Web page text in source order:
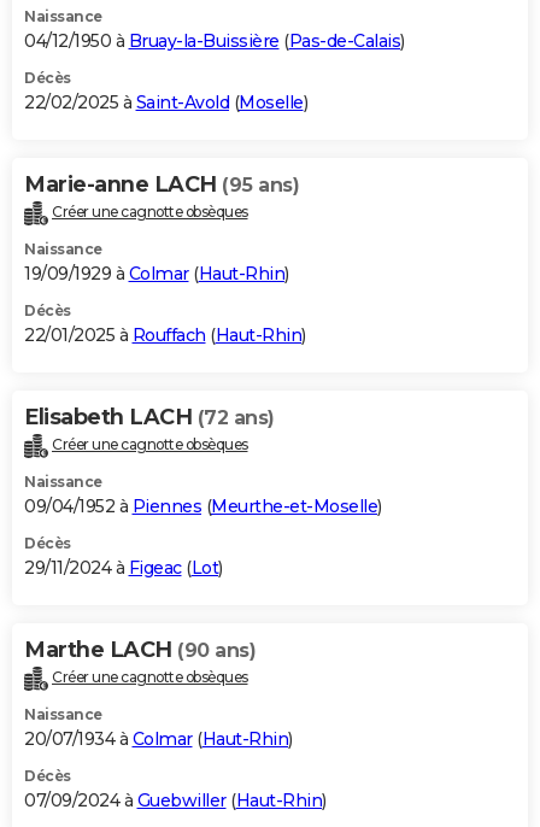
Naissance
04/12/1950 à Bruay-la-Buissière (Pas-de-Calais)
Décès
22/02/2025 à Saint-Avold (Moselle)
Marie-anne LACH (95 ans)
Créer une cagnotte obsèques
Naissance
19/09/1929 à Colmar(Haut-Rhin)
Décès
22/01/2025 à Rouffach (Haut-Rhin)
Elisabeth LACH (72 ans)
Créer une cagnotte obsèques
Naissance
09/04/1952 à Piennes (Meurthe-et-Moselle)
Décès
29/11/2024 à Figeac(Lot)
Marthe LACH (90 ans)
Créer une cagnotte obsèques
Naissance
20/07/1934 à Colmar(Haut-Rhin)
Décès
07/09/2024 à Guebwiller(Haut-Rhin)